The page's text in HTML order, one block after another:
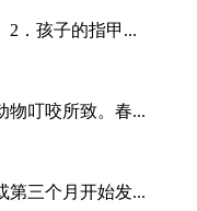
2．孩子的指甲...
物叮咬所致。春...
第三个月开始发...